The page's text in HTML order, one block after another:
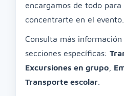
encargamos de todo
concentrarte en el evento.
Consulta más
secciones específicas:
Excursiones en grupo
Transporte escolar